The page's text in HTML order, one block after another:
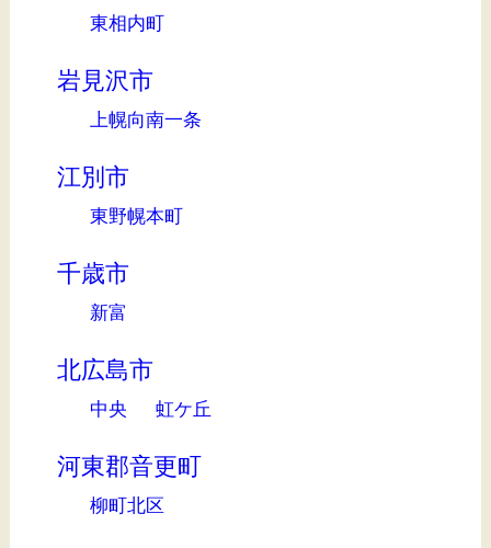
東相内町
岩見沢市
上幌向南一条
江別市
東野幌本町
千歳市
新富
北広島市
中央 虹ケ丘
河東郡音更町
柳町北区